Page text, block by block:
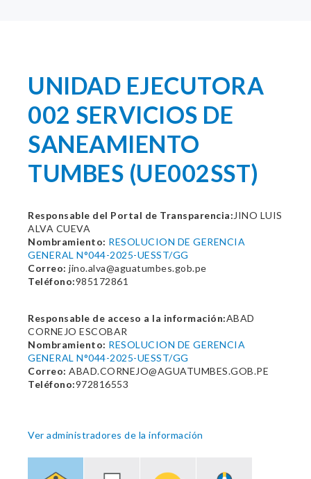
UNIDAD EJECUTORA
002 SERVICIOS DE
SANEAMIENTO
TUMBES (UE002SST)
Responsable del Portal de Transparencia: JINO LUIS
ALVA CUEVA
Nombramiento: RESOLUCION DE GERENCIA
GENERAL N°044-2025-UESST/GG
Correo: jino.alva@aguatumbes.gob.pe
Teléfono:985172861
Responsable de acceso a la información:ABAD
CORNEJO ESCOBAR
Nombramiento: RESOLUCION DE GERENCIA
GENERAL N°044-2025-UESST/GG
Correo: ABAD.CORNEJO@AGUATUMBES.GOB.PE
Teléfono:972816553
Ver administradores de la información